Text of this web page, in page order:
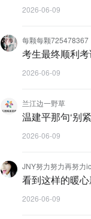
2026-06-09
每颗每颗725478367
考生最终顺利
2026-06-09
兰江边一野草
温建平那句‘别
2026-06-09
JNY努力努力再努力
看到这样的暖
2026-06-09